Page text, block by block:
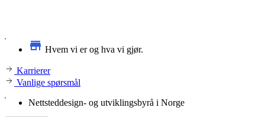
Hvem vi er og hva vi gjør.
Karrierer
Vanlige spørsmål
Nettsteddesign- og utviklingsbyrå i Norge